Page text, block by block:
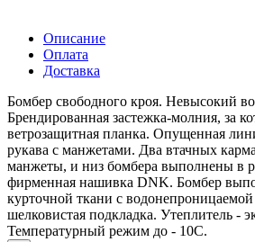
Описание
Оплата
Доставка
Бомбер свободного кроя. Невысокий
Брендированная застежка-молния, за
ветрозащитная планка. Опущенная
рукава с манжетами. Два втачных
манжеты, и низ бомбера выполнены в
фирменная нашивка DNK. Бомбер
курточной ткани с
шелковистая подкладка. Утеплитель -
Температурный режим до - 10C.